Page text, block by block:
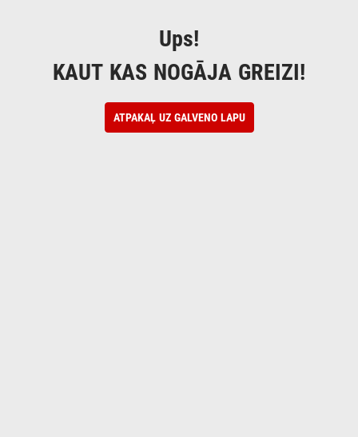
Ups!
KAUT KAS NOGĀJA GREIZI!
ATPAKAĻ UZ GALVENO LAPU